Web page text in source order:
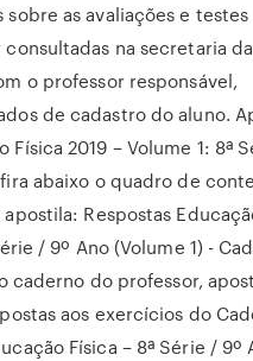
sobre as avaliações e testes
na secretaria da
o professor responsável,
de cadastro do aluno.
Física 2019 – Volume 1: 8ª
abaixo o quadro de
Respostas
/ 9º Ano (Volume 1) -
caderno do professor,
aos exercícios do
Física – 8ª Série / 9º